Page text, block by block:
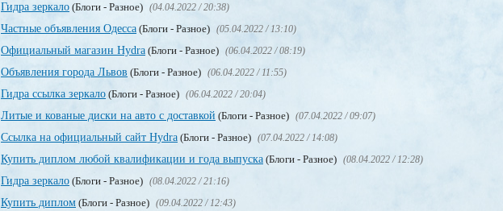
Гидра зеркало (Блоги - Разное) (04.04.2022 / 20:38)
Частные объявления Одесса (Блоги - Разное) (05.04.2022 / 13:10)
Официальный магазин Hydra (Блоги - Разное) (06.04.2022 / 08:19)
Объявления города Львов (Блоги - Разное) (06.04.2022 / 11:55)
Гидра ссылка зеркало (Блоги - Разное) (06.04.2022 / 20:04)
Литые и кованые диски на авто с доставкой (Блоги - Разное) (07.04.2022 / 09:07)
Ссылка на официальный сайт Hydra (Блоги - Разное) (07.04.2022 / 14:08)
Купить диплом любой квалификации и года выпуска (Блоги - Разное) (08.04.2022 / 12:28)
Гидра зеркало (Блоги - Разное) (08.04.2022 / 21:16)
Купить диплом (Блоги - Разное) (09.04.2022 / 12:43)